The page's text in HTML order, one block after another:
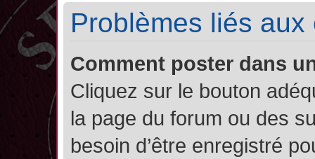
Problèmes liés
Comment poster dans
Cliquez sur le bouton
la page du forum ou des
besoin d’être enregistré